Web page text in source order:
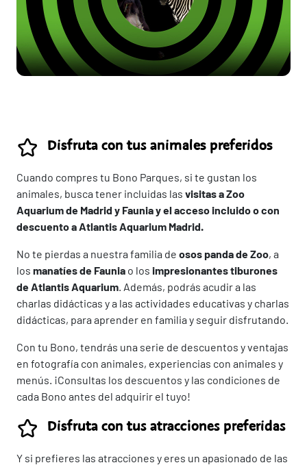
Disfruta con tus animales preferidos
Cuando compres tu Bono Parques, si te gustan los
animales, busca tener incluidas las visitas a Zoo
Aquarium de Madrid y Faunia y el acceso incluido o con
descuento a Atlantis Aquarium Madrid.
No te pierdas a nuestra familia de osos panda de Zoo, a
los manatíes de Faunia o los impresionantes tiburones
de Atlantis Aquarium. Además, podrás acudir a las
charlas didácticas y a las actividades educativas y charlas
didácticas, para aprender en familia y seguir disfrutando.
Con tu Bono, tendrás una serie de descuentos y ventajas
en fotografía con animales, experiencias con animales y
menús. ¡Consultas los descuentos y las condiciones de
cada Bono antes del adquirir el tuyo!
Disfruta con tus atracciones preferidas
Y si prefieres las atracciones y eres un apasionado de las